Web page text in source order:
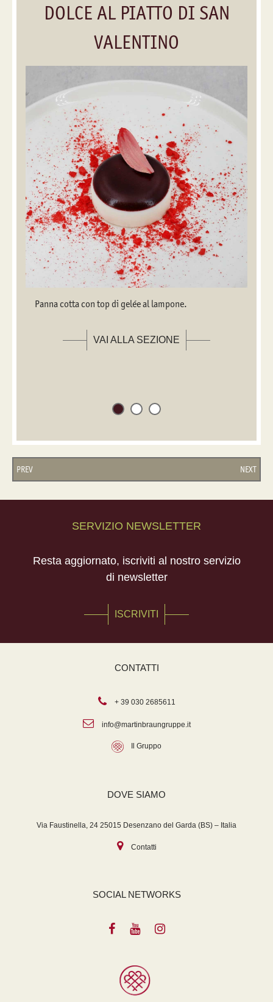
DOLCE AL PIATTO DI SAN
VALENTINO
Panna cotta con top di gelée al lampone.
VAI ALLA SEZIONE
PREV NEXT
SERVIZIO NEWSLETTER
Resta aggiornato, iscriviti al nostro servizio
di newsletter
ISCRIVITI
CONTATTI
+ 39 030 2685611
info@martinbraungruppe.it
Il Gruppo
DOVE SIAMO
Via Faustinella, 24 25015 Desenzano del Garda (BS) – Italia
Contatti
SOCIAL NETWORKS